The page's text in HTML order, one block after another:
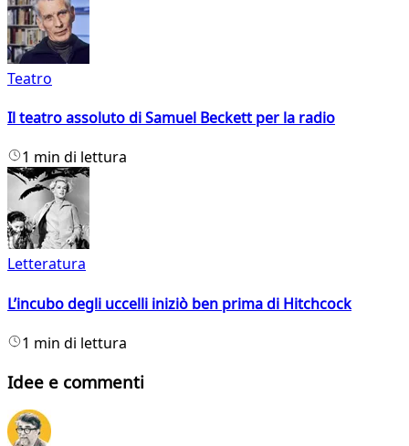
Teatro
Il teatro assoluto di Samuel Beckett per la radio
1 min di lettura
Letteratura
L’incubo degli uccelli iniziò ben prima di Hitchcock
1 min di lettura
Idee e commenti